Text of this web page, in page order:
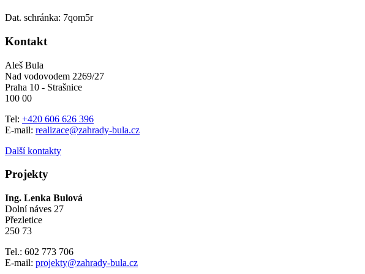
Dat. schránka: 7qom5r
Kontakt
Aleš Bula
Nad vodovodem 2269/27
Praha 10 - Strašnice
100 00
Tel: +420 606 626 396
E-mail: realizace@zahrady-bula.cz
Další kontakty
Projekty
Ing. Lenka Bulová
Dolní náves 27
Přezletice
250 73
Tel.: 602 773 706
E-mail: projekty@zahrady-bula.cz